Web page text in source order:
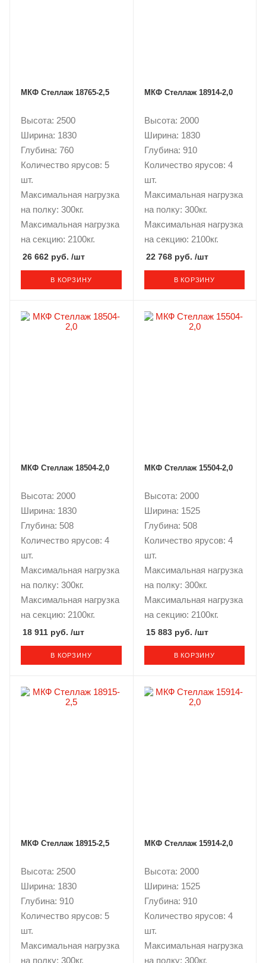
МКФ Стеллаж 18765-2,5
Высота: 2500
Ширина: 1830
Глубина: 760
Количество ярусов: 5
шт.
Максимальная нагрузка
на полку: 300кг.
Максимальная нагрузка
на секцию: 2100кг.
26 662 руб. /шт
В КОРЗИНУ
МКФ Стеллаж 18914-2,0
Высота: 2000
Ширина: 1830
Глубина: 910
Количество ярусов: 4
шт.
Максимальная нагрузка
на полку: 300кг.
Максимальная нагрузка
на секцию: 2100кг.
22 768 руб. /шт
В КОРЗИНУ
МКФ Стеллаж 18504-2,0
Высота: 2000
Ширина: 1830
Глубина: 508
Количество ярусов: 4
шт.
Максимальная нагрузка
на полку: 300кг.
Максимальная нагрузка
на секцию: 2100кг.
18 911 руб. /шт
В КОРЗИНУ
МКФ Стеллаж 15504-2,0
Высота: 2000
Ширина: 1525
Глубина: 508
Количество ярусов: 4
шт.
Максимальная нагрузка
на полку: 300кг.
Максимальная нагрузка
на секцию: 2100кг.
15 883 руб. /шт
В КОРЗИНУ
МКФ Стеллаж 18915-2,5
Высота: 2500
Ширина: 1830
Глубина: 910
Количество ярусов: 5
шт.
Максимальная нагрузка
на полку: 300кг.
МКФ Стеллаж 15914-2,0
Высота: 2000
Ширина: 1525
Глубина: 910
Количество ярусов: 4
шт.
Максимальная нагрузка
на полку: 300кг.